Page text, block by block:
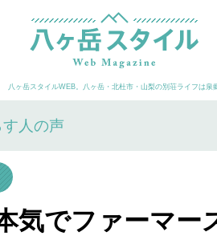
八ヶ岳スタイルWEB。八ヶ岳・北杜市・山梨の別荘ライフは泉
す人の声
気でファーマー